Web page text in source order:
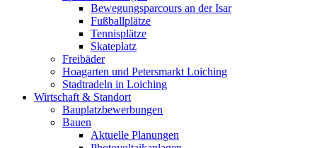
Bewegungsparcours an der Isar
Fußballplätze
Tennisplätze
Skateplatz
Freibäder
Hoagarten und Petersmarkt Loiching
Stadtradeln in Loiching
Wirtschaft & Standort
Bauplatzbewerbungen
Bauen
Aktuelle Planungen